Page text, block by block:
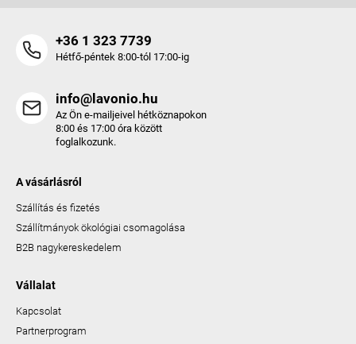
+36 1 323 7739
Hétfő-péntek 8:00-tól 17:00-ig
info@lavonio.hu
Az Ön e-mailjeivel hétköznapokon
8:00 és 17:00 óra között
foglalkozunk.
A vásárlásról
Szállítás és fizetés
Szállítmányok ökológiai csomagolása
B2B nagykereskedelem
Vállalat
Kapcsolat
Partnerprogram